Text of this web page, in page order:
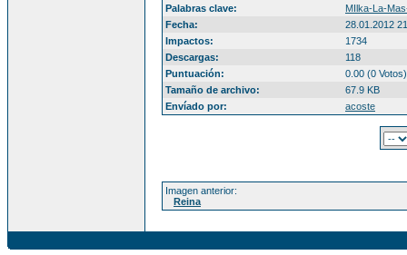
Palabras clave:
MIlka-La-
Fecha:
28.01.2012
Impactos:
1734
Descargas:
118
Puntuación:
0.00 (0 Votos)
Tamaño de archivo:
67.9 KB
Envíado por:
acoste
Imagen anterior:
Reina